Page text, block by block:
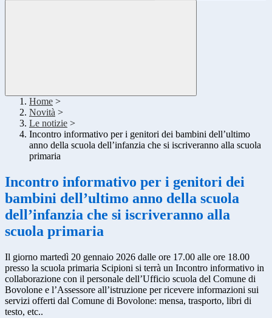
Home >
Novità >
Le notizie >
Incontro informativo per i genitori dei bambini dell’ultimo
anno della scuola dell’infanzia che si iscriveranno alla scuola
primaria
Incontro informativo per i genitori dei
bambini dell’ultimo anno della scuola
dell’infanzia che si iscriveranno alla
scuola primaria
Il giorno martedì 20 gennaio 2026 dalle ore 17.00 alle ore 18.00
presso la scuola primaria Scipioni si terrà un Incontro informativo in
collaborazione con il personale dell’Ufficio scuola del Comune di
Bovolone e l’Assessore all’istruzione per ricevere informazioni sui
servizi offerti dal Comune di Bovolone: mensa, trasporto, libri di
testo, etc..